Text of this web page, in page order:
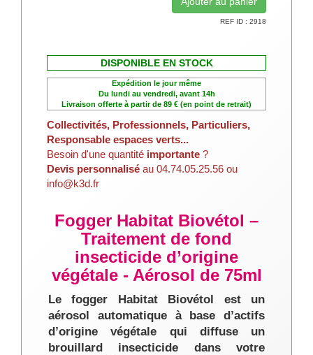
REF ID : 2918
DISPONIBLE EN STOCK
Expédition le jour même
Du lundi au vendredi, avant 14h
Livraison offerte à partir de 89 € (en point de retrait)
Collectivités, Professionnels, Particuliers,
Responsable espaces verts...
Besoin d'une quantité importante ?
Devis personnalisé au 04.74.05.25.56 ou
info@k3d.fr
Fogger Habitat Biovétol –
Traitement de fond
insecticide d’origine
végétale - Aérosol de 75ml
Le fogger Habitat Biovétol est un
aérosol automatique à base d’actifs
d’origine végétale qui diffuse un
brouillard insecticide dans votre